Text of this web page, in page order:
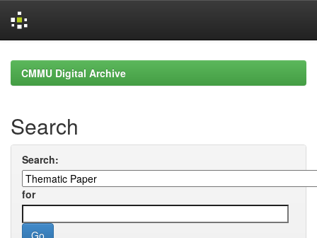
navigationCMMU Digital Archive
Search
Search:
for